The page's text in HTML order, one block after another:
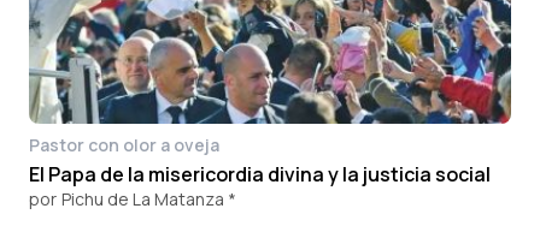
Pastor con olor a oveja
El Papa de la misericordia divina y la justicia social
por Pichu de La Matanza *